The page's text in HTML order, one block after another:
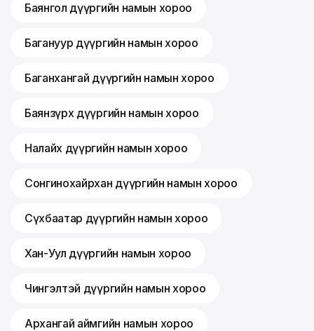
Баянгол дүүргийн намын хороо
Багануур дүүргийн намын хороо
Баганхангай дүүргийн намын хороо
Баянзүрх дүүргийн намын хороо
Налайх дүүргийн намын хороо
Сонгинохайрхан дүүргийн намын хороо
Сүхбаатар дүүргийн намын хороо
Хан-Уул дүүргийн намын хороо
Чингэлтэй дүүргийн намын хороо
Архангай аймгийн намын хороо